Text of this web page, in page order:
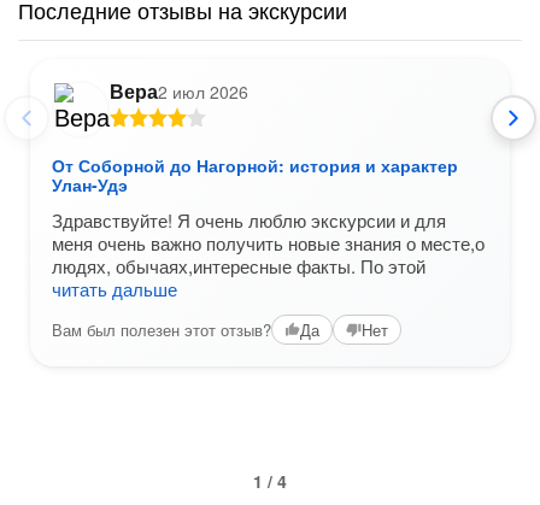
Последние отзывы на экскурсии
Вера2 июл 2026
От Соборной до Нагорной: история и характер
Улан-Удэ
Здравствуйте! Я очень люблю экскурсии и для
меня очень важно получить новые знания о месте,о
людях, обычаях,интересные факты. По этой
читать дальше
Вам был полезен этот отзыв? Да Нет
1 / 4